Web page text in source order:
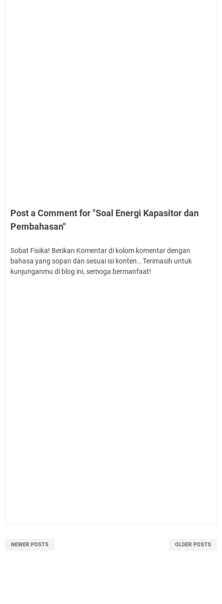
Post a Comment for "Soal Energi Kapasitor dan
Pembahasan"
Sobat Fisika! Berikan Komentar di kolom komentar dengan
bahasa yang sopan dan sesuai isi konten...Terimasih untuk
kunjunganmu di blog ini, semoga bermanfaat!
NEWER POSTS OLDER POSTS